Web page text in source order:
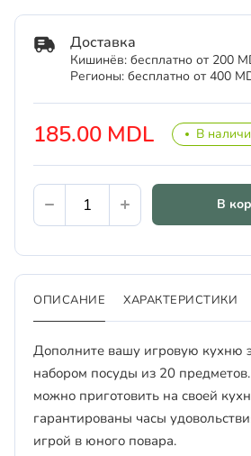
185.00 MDL В
Доставка
Кишинёв: бесплатно от 200
Регионы: бесплатно от 400
В
ОПИСАНИЕ ХАРАКТЕРИСТИКИ
Дополните вашу игровую кухню
набором посуды из 20
можно приготовить на своей
гарантированы часы
игрой в юного повара.